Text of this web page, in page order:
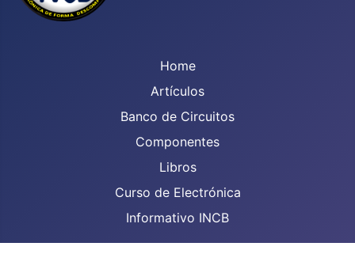
Home
Artículos
Banco de Circuitos
Componentes
Libros
Curso de Electrónica
Informativo INCB